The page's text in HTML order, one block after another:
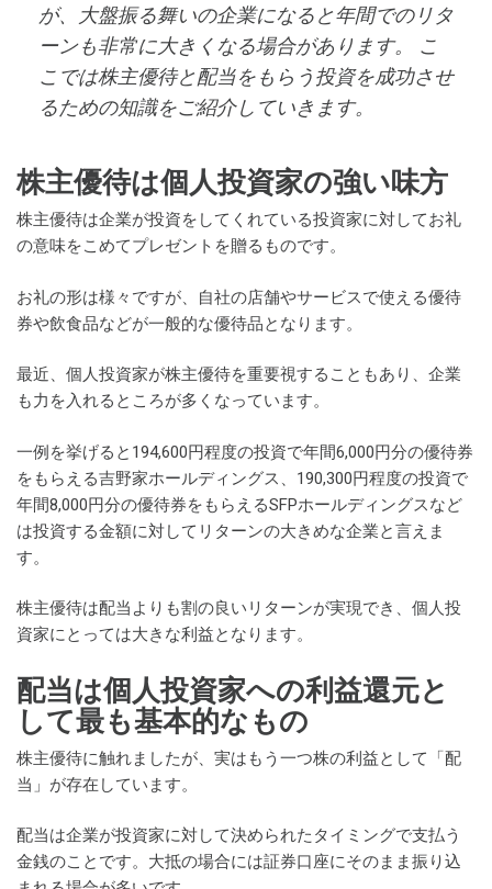
が、大盤振る舞いの企業になると年間でのリタ
ーンも非常に大きくなる場合があります。 こ
こでは株主優待と配当をもらう投資を成功させ
るための知識をご紹介していきます。
株主優待は個人投資家の強い味方
株主優待は企業が投資をしてくれている投資家に対してお礼
の意味をこめてプレゼントを贈るものです。
お礼の形は様々ですが、自社の店舗やサービスで使える優待
券や飲食品などが一般的な優待品となります。
最近、個人投資家が株主優待を重要視することもあり、企業
も力を入れるところが多くなっています。
一例を挙げると194,600円程度の投資で年間6,000円分の優待券
をもらえる吉野家ホールディングス、190,300円程度の投資で
年間8,000円分の優待券をもらえるSFPホールディングスなど
は投資する金額に対してリターンの大きめな企業と言えま
す。
株主優待は配当よりも割の良いリターンが実現でき、個人投
資家にとっては大きな利益となります。
配当は個人投資家への利益還元と
して最も基本的なもの
株主優待に触れましたが、実はもう一つ株の利益として「配
当」が存在しています。
配当は企業が投資家に対して決められたタイミングで支払う
金銭のことです。大抵の場合には証券口座にそのまま振り込